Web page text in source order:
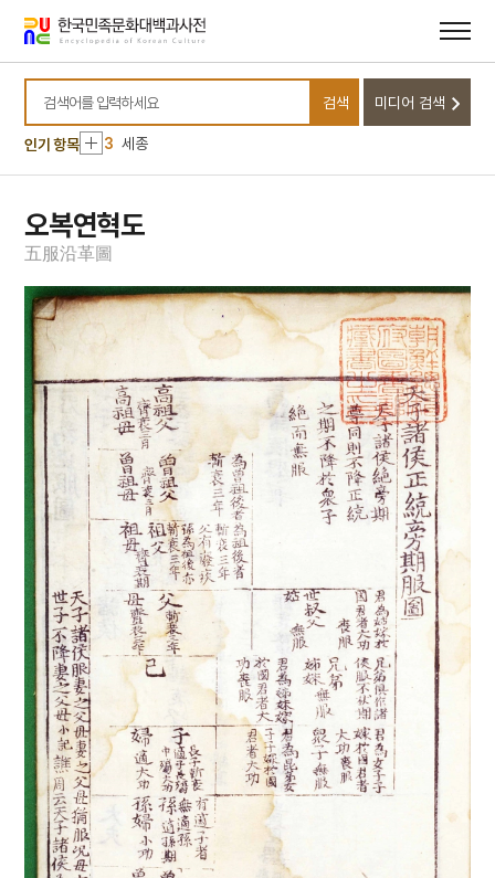
바로가기
바로가기
검색어를 입력하세요
검색 미디어 검색
인기 항목
10 덧배기춤
1 이준 열사 구 묘역
2 누비장
3 세종
4 시절인연
5
6
8 광종
9
10 덧배기춤
이준 열사 구 묘역
누비장
세종
시절인연
해동여지도
8·15광복
곽선
광종
날개
덧배기춤
오복연혁도
五服沿革圖